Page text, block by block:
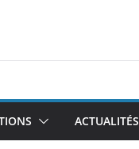
ACTUALITÉS